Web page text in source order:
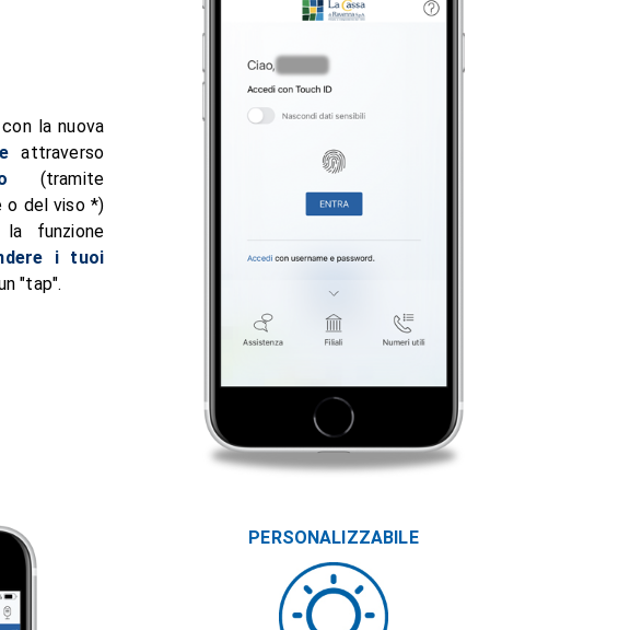
la nuova
attraverso
(tramite
o del viso *)
la funzione
i tuoi
"tap".
PERSONALIZZABILE